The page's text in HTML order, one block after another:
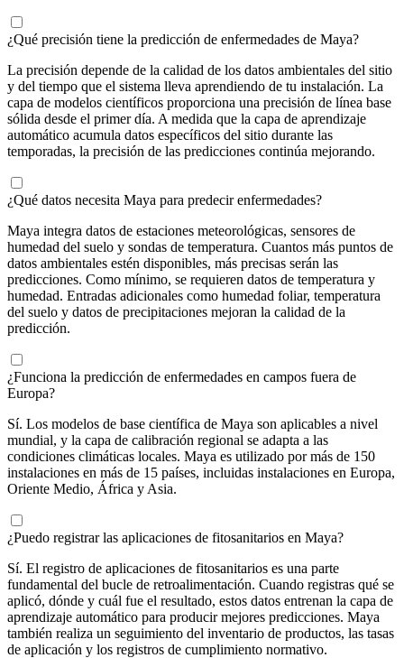
¿Qué precisión tiene la predicción de enfermedades de Maya?
La precisión depende de la calidad de los datos ambientales del sitio
y del tiempo que el sistema lleva aprendiendo de tu instalación. La
capa de modelos científicos proporciona una precisión de línea base
sólida desde el primer día. A medida que la capa de aprendizaje
automático acumula datos específicos del sitio durante las
temporadas, la precisión de las predicciones continúa mejorando.
¿Qué datos necesita Maya para predecir enfermedades?
Maya integra datos de estaciones meteorológicas, sensores de
humedad del suelo y sondas de temperatura. Cuantos más puntos de
datos ambientales estén disponibles, más precisas serán las
predicciones. Como mínimo, se requieren datos de temperatura y
humedad. Entradas adicionales como humedad foliar, temperatura
del suelo y datos de precipitaciones mejoran la calidad de la
predicción.
¿Funciona la predicción de enfermedades en campos fuera de
Europa?
Sí. Los modelos de base científica de Maya son aplicables a nivel
mundial, y la capa de calibración regional se adapta a las
condiciones climáticas locales. Maya es utilizado por más de 150
instalaciones en más de 15 países, incluidas instalaciones en Europa,
Oriente Medio, África y Asia.
¿Puedo registrar las aplicaciones de fitosanitarios en Maya?
Sí. El registro de aplicaciones de fitosanitarios es una parte
fundamental del bucle de retroalimentación. Cuando registras qué se
aplicó, dónde y cuál fue el resultado, estos datos entrenan la capa de
aprendizaje automático para producir mejores predicciones. Maya
también realiza un seguimiento del inventario de productos, las tasas
de aplicación y los registros de cumplimiento normativo.